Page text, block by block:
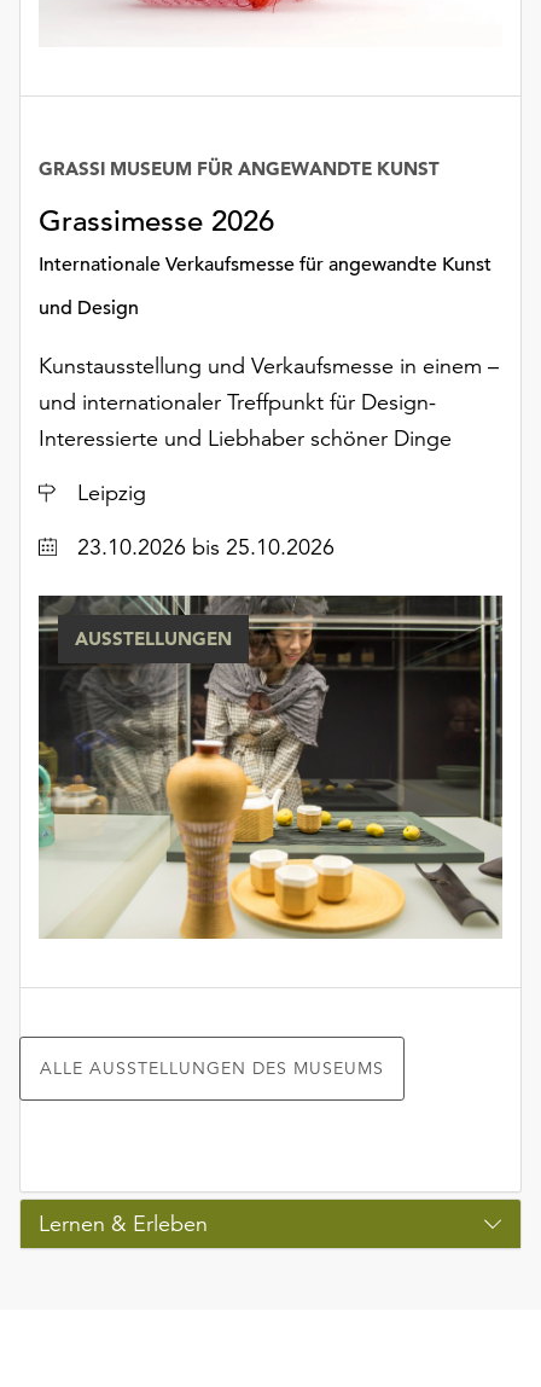
Grassimesse 2026
Internationale Verkaufsmesse für angewandte Kunst
und Design
GRASSI MUSEUM FÜR ANGEWANDTE KUNST
Kunstausstellung und Verkaufsmesse in einem –
und internationaler Treffpunkt für Design-
Interessierte und Liebhaber schöner Dinge
Ort
Leipzig
Datum23.10.2026 bis 25.10.2026
AUSSTELLUNGEN
ALLE AUSSTELLUNGEN DES MUSEUMS
Lernen & Erleben